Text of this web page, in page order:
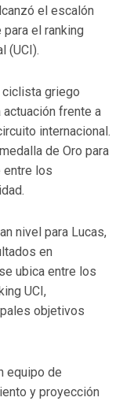
el escalón
el ranking
(UCI).
ciclista griego
actuación frente a
internacional.
de Oro para
entre los
nivel para Lucas,
en
ubica entre los
UCI,
objetivos
equipo de
y proyección